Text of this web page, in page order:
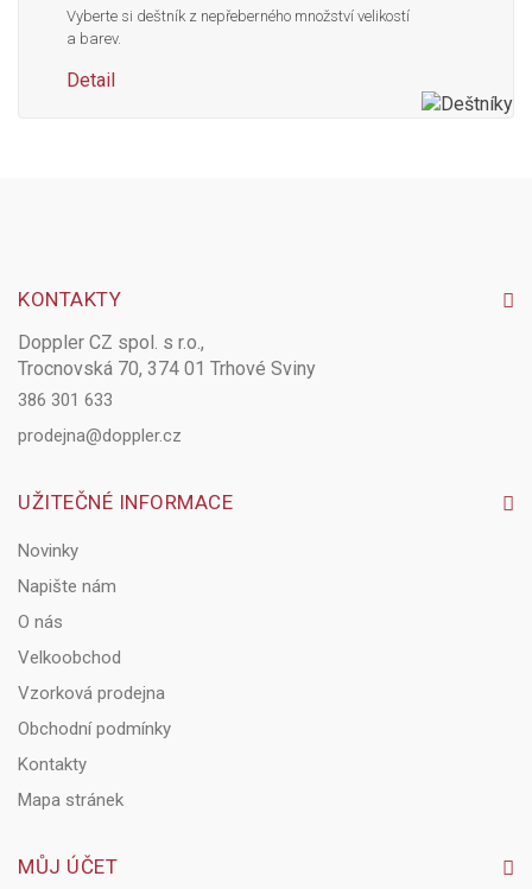
Vyberte si deštník z nepřeberného množství velikostí
a barev.
Detail
KONTAKTY
Doppler CZ spol. s r.o.,
Trocnovská 70, 374 01 Trhové Sviny
386 301 633
prodejna@doppler.cz
UŽITEČNÉ INFORMACE
Novinky
Napište nám
O nás
Velkoobchod
Vzorková prodejna
Obchodní podmínky
Kontakty
Mapa stránek
MŮJ ÚČET